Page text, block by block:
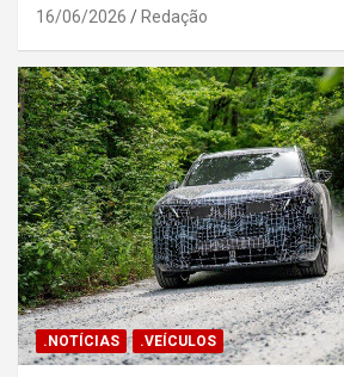
16/06/2026 Redação
.NOTÍCIAS .VEÍCULOS